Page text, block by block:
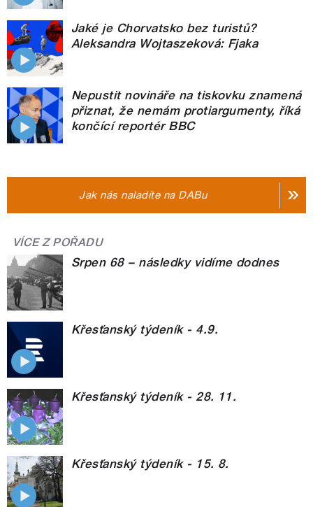
Jaké je Chorvatsko bez turistů?
Aleksandra Wojtaszeková: Fjaka
Nepustit novináře na tiskovku znamená
přiznat, že nemám protiargumenty, říká
končící reportér BBC
Jak nás naladíte na DABu
VÍCE Z POŘADU
Srpen 68 – následky vidíme dodnes
Křesťanský týdeník - 4.9.
Křesťanský týdeník - 28. 11.
Křesťanský týdeník - 15. 8.